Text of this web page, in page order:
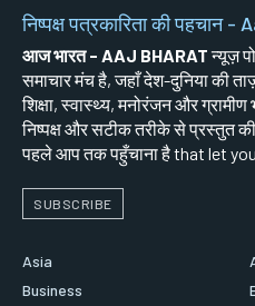
निष्पक्ष पत्रकारिता की पहचान -
आज भारत - AAJ BHARATन्यूज़
समाचार मंच है, जहाँ देश-दुनिया की
शिक्षा, स्वास्थ्य, मनोरंजन और
निष्पक्ष और सटीक तरीके से प्रस्तुत
पहले आप तक पहुँचाना है that let
SUBSCRIBE
Asia
Business